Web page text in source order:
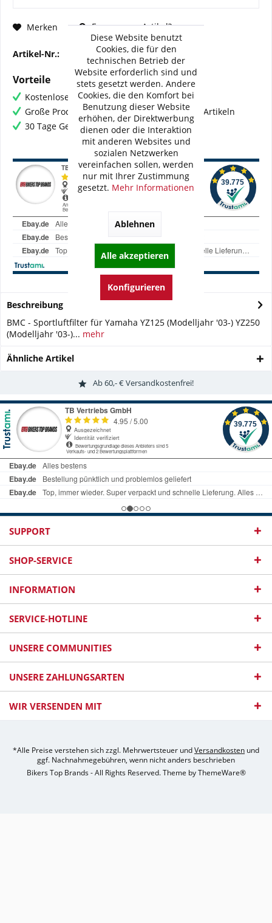
Merken Fragen zum Artikel?
Artikel-Nr.: BMC-FM-401-08
Vorteile
Kostenloser Versand ab € 60,- Bestellwert
Große Produktauswahl mit mehr als 80.000 Artikeln
30 Tage Geld-Zurück-Garantie
Beschreibung
BMC - Sportluftfilter für Yamaha YZ125 (Modelljahr '03-) YZ250
(Modelljahr '03-)... mehr
Ähnliche Artikel
Ab 60,- € Versandkostenfrei!
SUPPORT
SHOP-SERVICE
INFORMATION
SERVICE-HOTLINE
UNSERE COMMUNITIES
UNSERE ZAHLUNGSARTEN
WIR VERSENDEN MIT
*Alle Preise verstehen sich zzgl. Mehrwertsteuer undVersandkosten und
ggf. Nachnahmegebühren, wenn nicht anders beschrieben
Bikers Top Brands - All Rights Reserved. Theme byThemeWare®
Diese Website benutzt
Cookies, die für den
technischen Betrieb der
Website erforderlich sind und
stets gesetzt werden. Andere
Cookies, die den Komfort bei
Benutzung dieser Website
erhöhen, der Direktwerbung
dienen oder die Interaktion
mit anderen Websites und
sozialen Netzwerken
vereinfachen sollen, werden
nur mit Ihrer Zustimmung
gesetzt. Mehr Informationen
Ablehnen
Alle akzeptieren
Konfigurieren